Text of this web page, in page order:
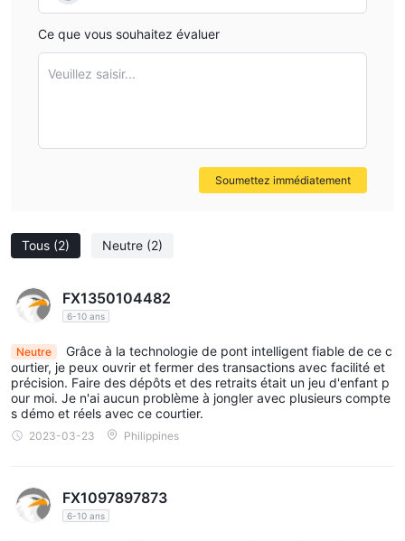
Tous (2) Neutre (2)
FX1350104482
6-10 ans
Neutre
Grâce à la technologie de pont intelligent fiable de ce c
ourtier, je peux ouvrir et fermer des transactions avec facilité et
précision. Faire des dépôts et des retraits était un jeu d'enfant p
our moi. Je n'ai aucun problème à jongler avec plusieurs compte
s démo et réels avec ce courtier.
2023-03-23 Philippines
FX1097897873
6-10 ans
Ce que vous souhaitez évaluer
Veuillez saisir...
Soumettez immédiatement